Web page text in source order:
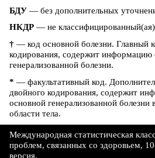
БДУ — без дополнительных
НКДР — не
† — код основной болезни. Главный
кодирования, содержит информацию
генерализованной болезни.
* — факультативный код.
двойного кодирования, содержит
основной генерализованной болезни
области тела.
Международная статистическая
проблем, связанных со здоровьем,
версия.